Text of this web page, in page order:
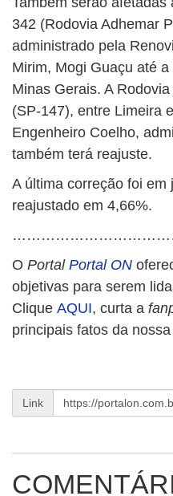
342 (Rodovia Adhemar
administrado pela
Mirim, Mogi Guaçu até
Minas Gerais. A
(SP-147), entre Limeira
Engenheiro Coelho,
também terá reajuste.
A última correção foi em
reajustado em 4,66%.
O Portal Portal ON
objetivas para serem
Clique AQUI, curta a
principais fatos da
Link